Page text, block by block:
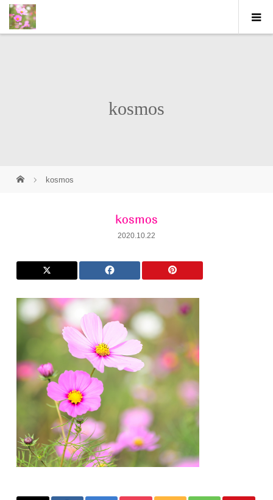
kosmos
kosmos
kosmos
2020.10.22